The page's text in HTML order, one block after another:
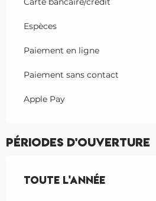
Espèces
Paiement en ligne
Paiement sans contact
Apple Pay
Périodes d'ouverture
Toute l'année
Toute l'année